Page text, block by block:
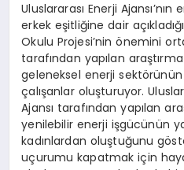
Uluslararası Enerji
erkek eşitliğine dair
Okulu Projesi’nin önemini
tarafından yapılan
geleneksel enerji sektörünün
çalışanlar oluşturuyor.
Ajansı tarafından yapılan
yenilebilir enerji işgücünün
kadınlardan oluştuğunu
uçurumu kapatmak için